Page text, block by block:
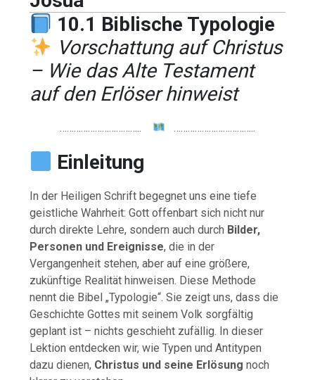
10.1 Biblische Typologie
Vorschattung auf Christus
– Wie das Alte Testament
auf den Erlöser hinweist
…………………………….. ……………………………..
Einleitung
In der Heiligen Schrift begegnet uns eine tiefe
geistliche Wahrheit: Gott offenbart sich nicht nur
durch direkte Lehre, sondern auch durch Bilder,
Personen und Ereignisse, die in der
Vergangenheit stehen, aber auf eine größere,
zukünftige Realität hinweisen. Diese Methode
nennt die Bibel „Typologie“. Sie zeigt uns, dass die
Geschichte Gottes mit seinem Volk sorgfältig
geplant ist – nichts geschieht zufällig. In dieser
Lektion entdecken wir, wie Typen und Antitypen
dazu dienen, Christus und seine Erlösung noch